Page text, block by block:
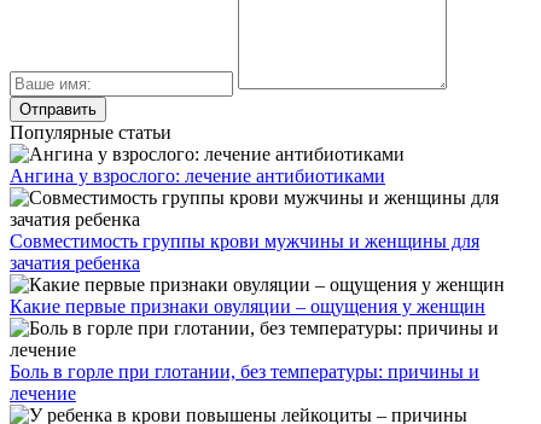
Популярные статьи
Ангина у взрослого: лечение антибиотиками
Совместимость группы крови мужчины и женщины для
зачатия ребенка
Какие первые признаки овуляции – ощущения у женщин
Боль в горле при глотании, без температуры: причины и
лечение